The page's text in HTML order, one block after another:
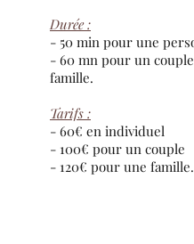
Durée :
- 50 min pour une
- 60 mn pour un
famille.
Tarifs :
- 60€ en individuel
- 100€ pour un couple
- 120€ pour une famille.